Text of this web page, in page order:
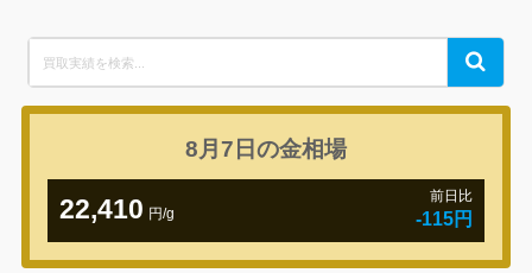
for:
Search
8月7日の金相場
22,410 円/g
前日比
-115円